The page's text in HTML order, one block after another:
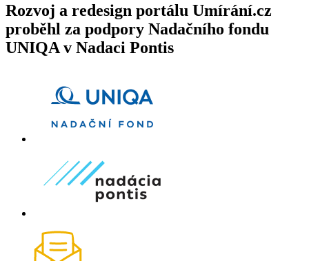
Rozvoj a redesign portálu Umírání.cz
proběhl za podpory Nadačního fondu
UNIQA v Nadaci Pontis